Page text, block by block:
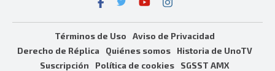
Términos de Uso
Aviso de Privacidad
Derecho de Réplica
Quiénes somos
Historia de UnoTV
Suscripción
Política de cookies SGSST AMX